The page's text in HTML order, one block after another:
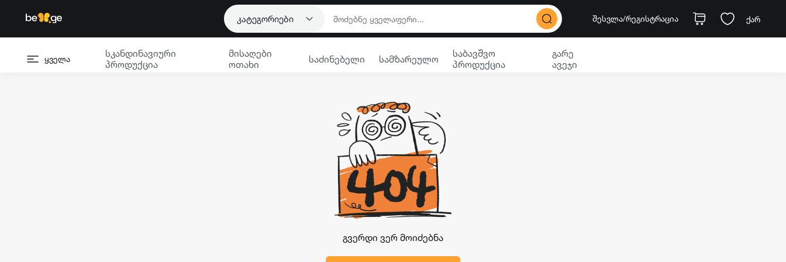
კატეგორიები შესვლა/რეგისტრაცია ქარ
ყველა
სკანდინავიური
პროდუქცია
მისაღები
ოთახი
საძინებელი სამზარეულო
საბავშვო
პროდუქცია
გარე
ავეჯი
გვერდი ვერ მოიძებნა